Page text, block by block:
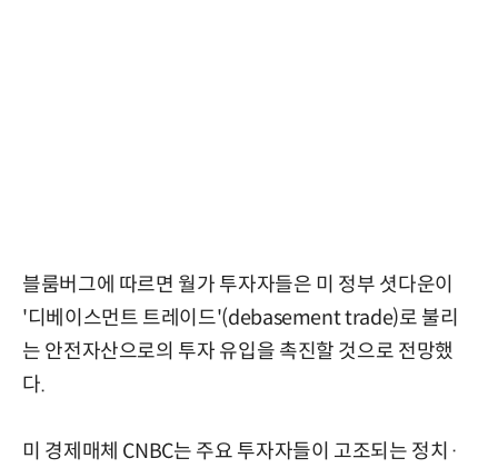
블룸버그에 따르면 월가 투자자들은 미 정부 셧다운이
'디베이스먼트 트레이드'(debasement trade)로 불리
는 안전자산으로의 투자 유입을 촉진할 것으로 전망했
다.
미 경제매체 CNBC는 주요 투자자들이 고조되는 정치·